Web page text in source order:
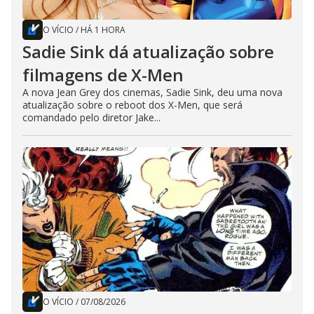
O VÍCIO / HÁ 1 HORA
Sadie Sink dá atualização sobre
filmagens de X-Men
A nova Jean Grey dos cinemas, Sadie Sink, deu uma nova
atualização sobre o reboot dos X-Men, que será
comandado pelo diretor Jake...
O VÍCIO / 07/08/2026